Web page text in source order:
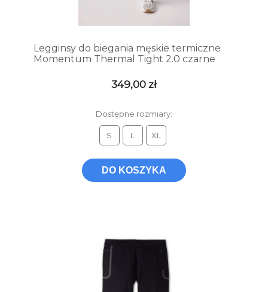
Legginsy do biegania męskie termiczne
Momentum Thermal Tight 2.0 czarne
349,00 zł
Dostępne rozmiary:
S L XL
DO KOSZYKA